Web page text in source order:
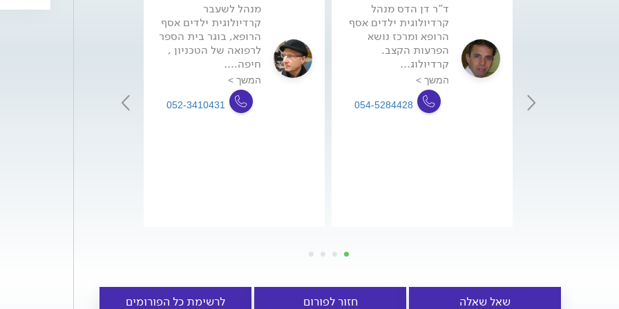
קרדיולוגית
מנהל לשעבר
קרדיולוגית ילדים אסף
הרופא, בוגר בית הספר
לרפואה של הטכניון ,
חיפה....
המשך >
052-3410431
ד"ר דן הדס מנהל
קרדיולוגית ילדים אסף
הרופא ומרכז נושא
הפרעות הקצב.
קרדיולוג...
המשך >
054-5284428
שאל שאלה חזור לפורום לרשימת כל הפורומים